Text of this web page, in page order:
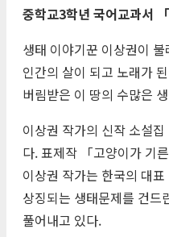
중학교3학년 국어교과서
생태 이야기꾼 이상권이
인간의 살이 되고 노래가
버림받은 이 땅의 수많은
이상권 작가의 신작 소설
다. 표제작 「고양이가 기
이상권 작가는 한국의 대
상징되는 생태문제를 건
풀어내고 있다.